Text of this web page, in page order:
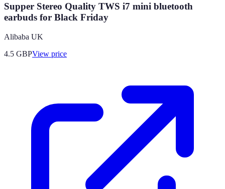
Supper Stereo Quality TWS i7 mini bluetooth
earbuds for Black Friday
Alibaba UK
4.5 GBPView price